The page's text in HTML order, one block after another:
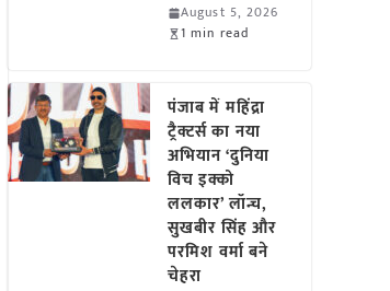
August 5, 2026
1 min read
पंजाब में महिंद्रा
ट्रैक्टर्स का नया
अभियान ‘दुनिया
विच इक्को
ललकार’ लॉन्च,
सुखबीर सिंह और
परमिश वर्मा बने
चेहरा